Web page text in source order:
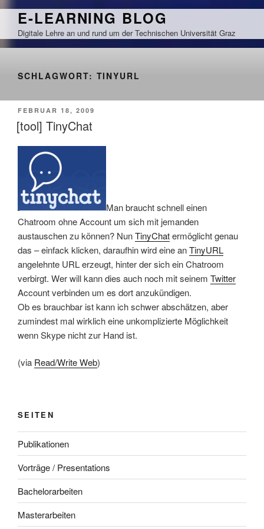
Zum
springen
E-LEARNING BLOG
Digitale Lehre an und rund um der Technischen Universität Graz
SCHLAGWORT: TINYURL
VERÖFFENTLICHT
AM
FEBRUAR 18, 2009
[tool] TinyChat
Man braucht schnell einen
Chatroom ohne Account um sich mit jemanden
austauschen zu können? NunTinyChatermöglicht genau
das – einfack klicken, daraufhin wird eine anTinyURL
angelehnte URL erzeugt, hinter der sich ein Chatroom
verbirgt. Wer will kann dies auch noch mit seinem Twitter
Account verbinden um es dort anzukündigen.
Ob es brauchbar ist kann ich schwer abschätzen, aber
zumindest mal wirklich eine unkomplizierte Möglichkeit
wenn Skype nicht zur Hand ist.
(via Read/Write Web)
SEITEN
Publikationen
Vorträge / Presentations
Bachelorarbeiten
Masterarbeiten